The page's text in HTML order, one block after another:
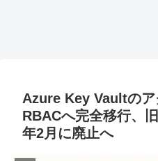
Azure Key Vaultの
RBACへ完全移行、
年2月に廃止へ